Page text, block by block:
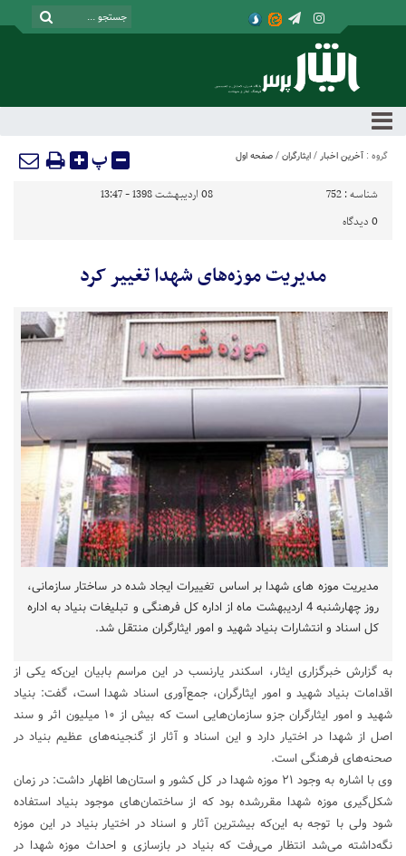
گروه : آخرین اخبار / ایثارگران / صفحه اول پ
شناسه : 752
08 اردیبهشت 1398 - 13:47
0 دیدگاه
مدیریت موزه‌های شهدا تغییر کرد
مدیریت موزه های شهدا بر اساس تغییرات ایجاد شده در ساختار سازمانی،
روز چهارشنبه 4 اردیبهشت ماه از اداره کل فرهنگی و تبلیغات بنیاد به اداره
کل اسناد و انتشارات بنیاد شهید و امور ایثارگران منتقل شد.
به گزارش خبرگزاری ایثار، اسکندر یارنسب در این مراسم بابیان این‌که یکی از
اقدامات بنیاد شهید و امور ایثارگران، جمع‌آوری اسناد شهدا است، گفت: بنیاد
شهید و امور ایثارگران جزو سازمان‌هایی است که بیش از ۱۰ میلیون اثر و سند
اصل از شهدا در اختیار دارد و این اسناد و آثار از گنجینه‌های عظیم بنیاد در
صحنه‌های فرهنگی است.
وی با اشاره به وجود ۲۱ موزه شهدا در کل کشور و استان‌ها اظهار داشت: در زمان
شکل‌گیری موزه شهدا مقررشده بود که از ساختمان‌های موجود بنیاد استفاده
شود ولی با توجه به این‌که بیشترین آثار و اسناد در اختیار بنیاد در این موزه
نگه‌داشته می‌شد انتظار می‌رفت که بنیاد در بازسازی و احداث موزه شهدا در